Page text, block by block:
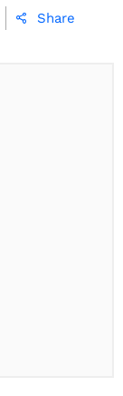

Share